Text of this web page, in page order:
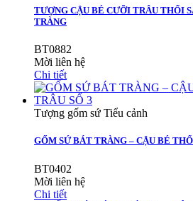
TƯỢNG CẬU BÉ CƯỠI TRÂU THỔI
TRÀNG
BT0882
Mời liên hệ
Chi tiết
Tượng gốm sứ Tiểu cảnh
GỐM SỨ BÁT TRÀNG – CẬU BÉ
BT0402
Mời liên hệ
Chi tiết